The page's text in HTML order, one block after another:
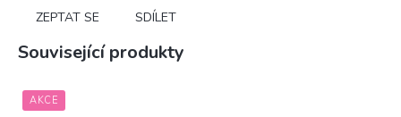
ZEPTAT SE SDÍLET
Související produkty
AKCE